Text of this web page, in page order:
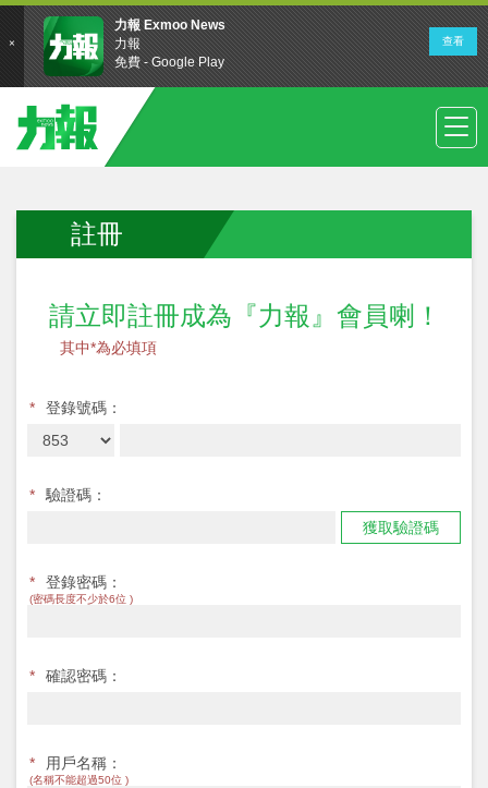
註冊
請立即註冊成為『力報』會員喇！
其中*為必填項
* 登錄號碼：
*
驗證碼：
獲取驗證碼
* 登錄密碼：
(密碼長度不少於6位 )
* 確認密碼：
* 用戶名稱：
(名稱不能超過50位 )